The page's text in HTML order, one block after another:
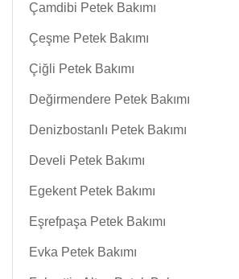
Çamdibi Petek Bakımı
Çeşme Petek Bakımı
Çiğli Petek Bakımı
Değirmendere Petek Bakımı
Denizbostanlı Petek Bakımı
Develi Petek Bakımı
Egekent Petek Bakımı
Eşrefpaşa Petek Bakımı
Evka Petek Bakımı